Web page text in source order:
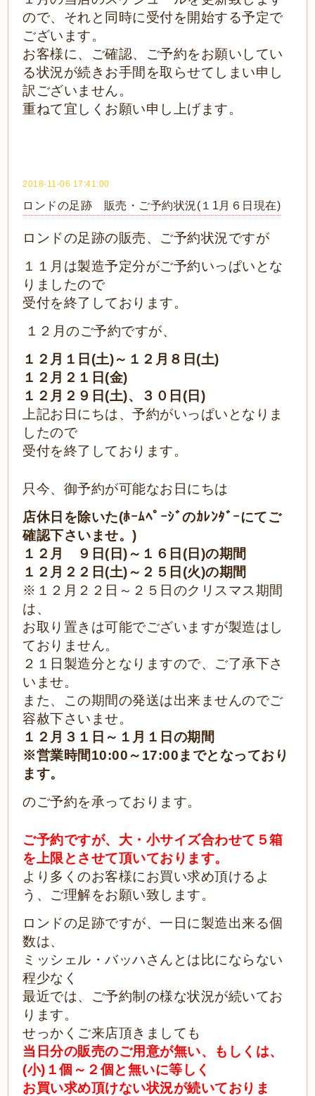
ので、それと同時に受付を開始する予定で
ございます。
お客様に、ご確認、ご予約をお願いしてい
る状況が続きお手間を取らせてしまい申し
訳ございません。
重ねて宜しくお願い申し上げます。
2018-11-06 17:41:00
ロンドの足跡 販売・ご予約状況(１1月６日現在)
ロ ンドの足跡の販売、ご予約状況ですが
１１月は製造予定分がご予約いっぱいとな
りましたので
受付を終了しております。
１２月のご予約ですが、
１２月１日(土)～１２月８日(土)
１２月２１日(金)
１２月２９日(土)、３０日(日)
上記お日にちは、予約がいっぱいとなりま
したので
受付を終了しております。
只今、御予約が可能なお日にちは
店休日を除いた(ﾎｰﾑﾍﾟｰｼﾞのｶﾚﾝﾀﾞｰにてご
確認下さいませ。)
１２月 ９日(日)～１６日(日)の期間
１２月２２日(土)～２５日(火)の期間
※１２月２２日～２５日のクリスマス期間
は、
お取り置きは可能でございますが製造はし
ておりません。
２１日製造分となりますので、ご了承下さ
いませ。
また、この期間の発送は出来ませんのでご
容赦下さいませ。
１２月３１日～１月１日の期間
※営業時間10:00～17:00までとなっており
ます。
のご予約を承っております。
ご予約ですが、大・小サイズ合わせて５箱
を上限とさせて頂いております。
より多くのお客様にお買い求め頂けるよ
う、ご理解をお願い致します。
ロンドの足跡ですが、一日に製造出来る個
数は、
ミッシェル・バッハさんとは比にならない
程少なく
最近では、ご予約制の様な状況が続いてお
ります。
せっか くご来店頂きましても
当日分の販売のご用意が無い、もしくは、
(小)１個～２個と無いに等しく
お買い求め頂けない状況が続いておりま